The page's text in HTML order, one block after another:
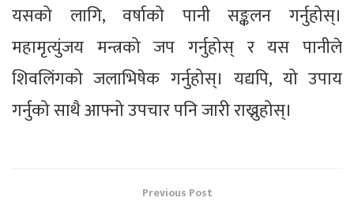
यसको लागि, वर्षाको पानी सङ्कलन गर्नुहोस्।
महामृत्युंजय मन्त्रको जप गर्नुहोस् र यस पानीले
शिवलिंगको जलाभिषेक गर्नुहोस्। यद्यपि, यो उपाय
गर्नुको साथै आफ्नो उपचार पनि जारी राख्नुहोस्।
Previous Post